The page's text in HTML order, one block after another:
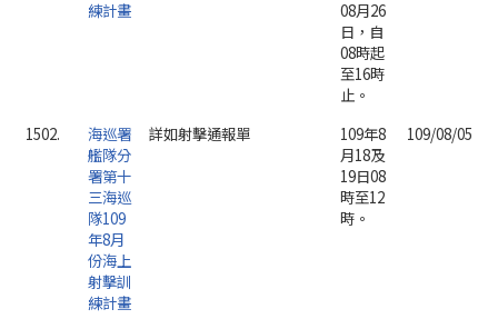
練計畫
08月26
日，自
08時起
至16時
止。
1502.
海巡署
艦隊分
署第十
三海巡
隊109
年8月
份海上
射擊訓
練計畫
詳如射擊通報單
109年8
月18及
19日08
時至12
時。
109/08/05